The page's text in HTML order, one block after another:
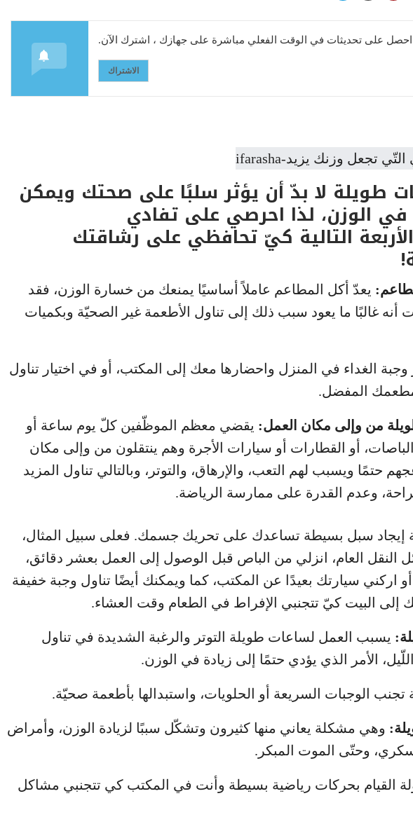
احصل على تحديثات في الوقت الفعلي مباشرة على جهازك ، اشترك الآن.
الاشتراك
طويلة لا بدّ أن يؤثر سلبًا على صحتك ويمكن
الوزن، لذا احرصي على تفادي
التالية كيّ تحافظي على رشاقتك
يعدّ أكل المطاعم عاملاً أساسيًا يمنعك من خسارة الوزن، فقد
غالبًا ما يعود سبب ذلك إلى تناول الأطعمة غير الصحيّة وبكميات
الغداء في المنزل واحضارها معك إلى المكتب، أو في اختيار تناول
المفضل.
من وإلى مكان العمل: يقضي معظم الموظّفين كلّ يوم ساعة أو
الباصات، أو القطارات أو سيارات الأجرة وهم ينتقلون من وإلى مكان
حتمًا ويسبب لهم التعب، والإرهاق، والتوتر، وبالتالي تناول المزيد
وعدم القدرة على ممارسة الرياضة.
إيجاد سبل بسيطة تساعدك على تحريك جسمك. فعلى سبيل المثال،
النقل العام، انزلي من الباص قبل الوصول إلى العمل بعشر دقائق،
اركني سيارتك بعيدًا عن المكتب، كما ويمكنك أيضًا تناول وجبة خفيفة
البيت كيّ تتجنبي الإفراط في الطعام وقت العشاء.
يسبب العمل لساعات طويلة التوتر والرغبة الشديدة في تناول
الأمر الذي يؤدي حتمًا إلى زيادة في الوزن.
الوجبات السريعة أو الحلويات، واستبدالها بأطعمة صحيّة.
وهي مشكلة يعاني منها كثيرون وتشكّل سببًا لزيادة الوزن، وأمراض
وحتّى الموت المبكر.
القيام بحركات رياضية بسيطة وأنت في المكتب كي تتجنبي مشاكل